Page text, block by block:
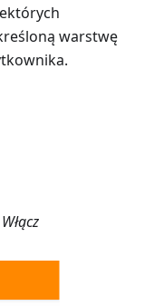
warstwę